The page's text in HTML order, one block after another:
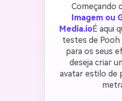
Começando
Imagem ou
Media.ioÉ aqui
testes de Pooh
para os seus
deseja criar
avatar estilo de